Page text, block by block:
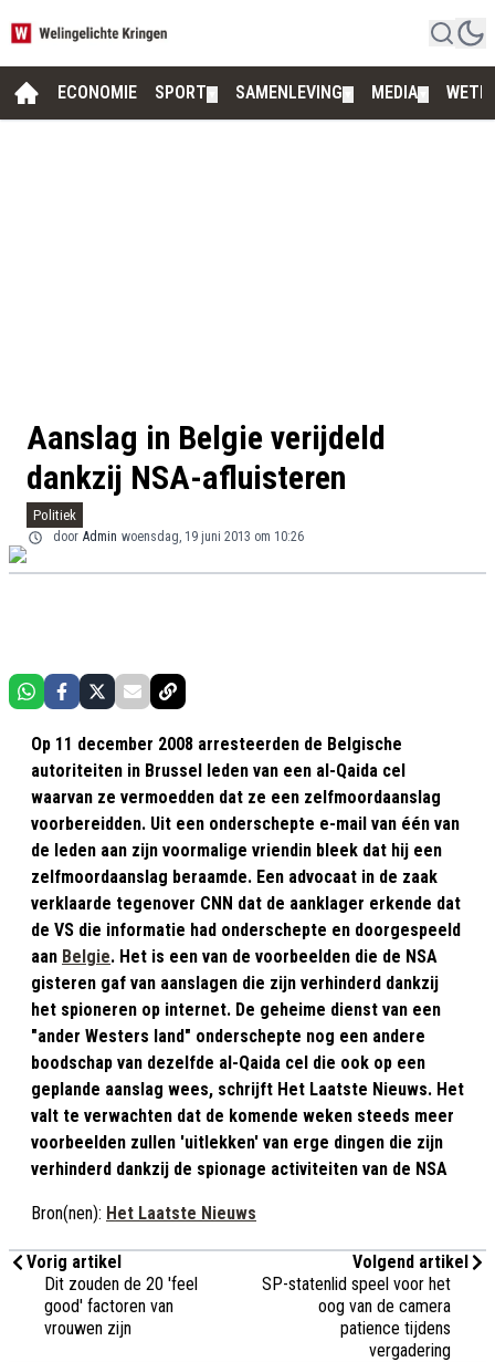
ECONOMIE SPORT SAMENLEVING MEDIA
Aanslag in Belgie verijdeld
dankzij NSA-afluisteren
Politiek
door Admin woensdag, 19 juni 2013 om 10:26
Op 11 december 2008 arresteerden de Belgische
autoriteiten in Brussel leden van een al-Qaida cel
waarvan ze vermoedden dat ze een zelfmoordaanslag
voorbereidden. Uit een onderschepte e-mail van één van
de leden aan zijn voormalige vriendin bleek dat hij een
zelfmoordaanslag beraamde. Een advocaat in de zaak
verklaarde tegenover CNN dat de aanklager erkende dat
de VS die informatie had onderschepte en doorgespeeld
aan Belgie. Het is een van de voorbeelden die de NSA
gisteren gaf van aanslagen die zijn verhinderd dankzij
het spioneren op internet. De geheime dienst van een
"ander Westers land" onderschepte nog een andere
boodschap van dezelfde al-Qaida cel die ook op een
geplande aanslag wees, schrijft Het Laatste Nieuws. Het
valt te verwachten dat de komende weken steeds meer
voorbeelden zullen 'uitlekken' van erge dingen die zijn
verhinderd dankzij de spionage activiteiten van de NSA
Bron(nen): Het Laatste Nieuws
Vorig artikel
Dit zouden de 20 'feel
good' factoren van
vrouwen zijn
Volgend artikel
SP-statenlid speel voor het
oog van de camera
patience tijdens
vergadering